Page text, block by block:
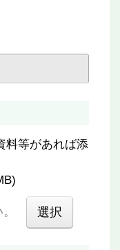
料等があれば添